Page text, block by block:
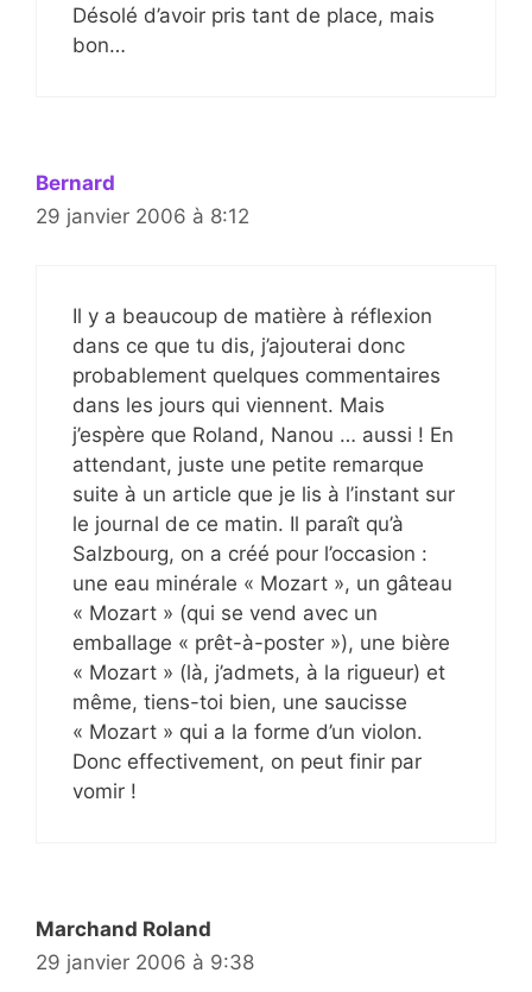
Désolé d’avoir pris tant de place, mais
bon…
Bernard
29 janvier 2006 à 8:12
Il y a beaucoup de matière à réflexion
dans ce que tu dis, j’ajouterai donc
probablement quelques commentaires
dans les jours qui viennent. Mais
j’espère que Roland, Nanou … aussi ! En
attendant, juste une petite remarque
suite à un article que je lis à l’instant sur
le journal de ce matin. Il paraît qu’à
Salzbourg, on a créé pour l’occasion :
une eau minérale « Mozart », un gâteau
« Mozart » (qui se vend avec un
emballage « prêt-à-poster »), une bière
« Mozart » (là, j’admets, à la rigueur) et
même, tiens-toi bien, une saucisse
« Mozart » qui a la forme d’un violon.
Donc effectivement, on peut finir par
vomir !
Marchand Roland
29 janvier 2006 à 9:38